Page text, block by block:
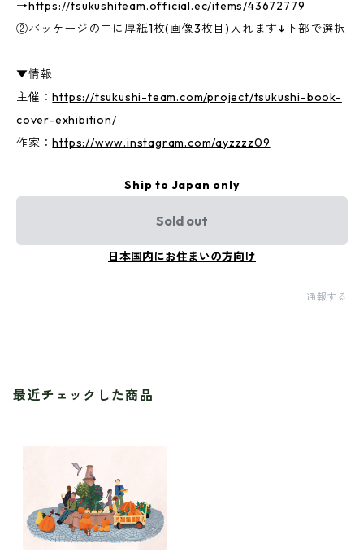
→https://tsukushiteam.official.ec/items/43672779
②パッケージの中に厚紙1枚(画像3枚目)入れます↓下部で選択
▼情報
主催：https://tsukushi-team.com/project/tsukushi-book-
cover-exhibition/
作家：https://www.instagram.com/ayzzzz09
Ship to Japan only
Sold out
日本国内にお住まいの方向け
通報する
最近チェックした商品